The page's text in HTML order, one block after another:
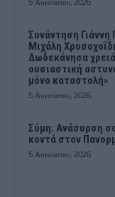
Συνάντηση
Μιχάλη
Δωδεκάνησα
ουσιαστική
μόνο καταστολή»
5 Αυγούστου, 2026
Σύμη: Ανάσυρση
κοντά στον
5 Αυγούστου, 2026